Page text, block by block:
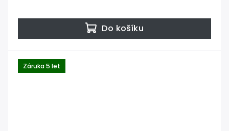
Do košíku
Záruka 5 let